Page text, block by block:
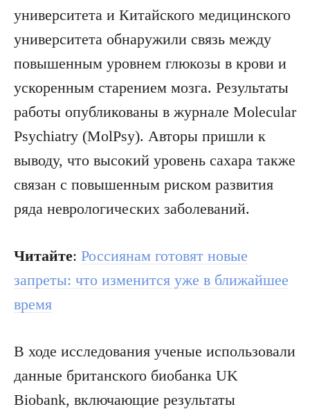
университета и Китайского медицинского
университета обнаружили связь между
повышенным уровнем глюкозы в крови и
ускоренным старением мозга. Результаты
работы опубликованы в журнале Molecular
Psychiatry (MolPsy). Авторы пришли к
выводу, что высокий уровень сахара также
связан с повышенным риском развития
ряда неврологических заболеваний.
Читайте: Россиянам готовят новые
запреты: что изменится уже в ближайшее
время
В ходе исследования ученые использовали
данные британского биобанка UK
Biobank, включающие результаты